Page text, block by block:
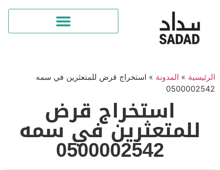
الرئيسية » المدونة » استخراج قرض للمتعثرين في سمه
0500002542
استخراج قرض
للمتعثرين في سمه
0500002542